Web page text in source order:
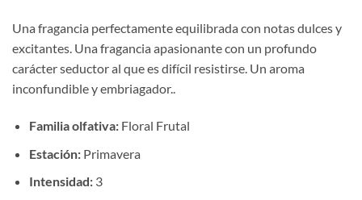
Una fragancia perfectamente equilibrada con notas dulces y
excitantes. Una fragancia apasionante con un profundo
carácter seductor al que es difícil resistirse. Un aroma
inconfundible y embriagador..
Familia olfativa:Floral Frutal
Estación:Primavera
Intensidad:3